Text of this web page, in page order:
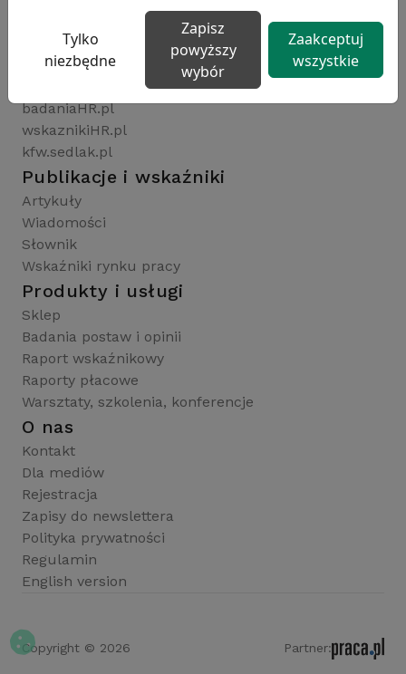
Rynekpracy.pl
sedlak.pl
wynagrodzenia.pl
raportyplacowe.pl
badaniaHR.pl
wskaznikiHR.pl
kfw.sedlak.pl
Publikacje i wskaźniki
Artykuły
Wiadomości
Słownik
Wskaźniki rynku pracy
Produkty i usługi
Sklep
Badania postaw i opinii
Raport wskaźnikowy
Raporty płacowe
Warsztaty, szkolenia, konferencje
O nas
Kontakt
Dla mediów
Rejestracja
Zapisy do newslettera
Polityka prywatności
Regulamin
English version
Copyright © 2026 Partner:
Tylko
niezbędne
Zapisz
powyższy
wybór
Zaakceptuj
wszystkie